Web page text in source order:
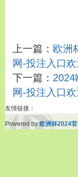
上一篇： 欧洲
网-投注入口
下一篇： 2024
网-投注入口
友情链接：
Powered by欧洲杯2024